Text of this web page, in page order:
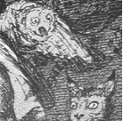
mit
seinem
Titel zur
Clark
ein